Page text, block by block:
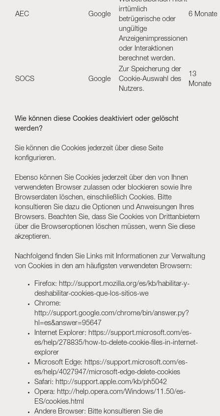
AEC Google
irrtümlich
betrügerische oder
ungültige
Anzeigenimpressionen
oder Interaktionen
berechnet werden.
6 Monate
SOCS Google
Zur Speicherung der
Cookie-Auswahl des
Nutzers.
13
Monate
Wie können diese Cookies deaktiviert oder gelöscht
werden?
Sie können die Cookies jederzeit über diese Seite
konfigurieren.
Ebenso können Sie Cookies jederzeit über den von Ihnen
verwendeten Browser zulassen oder blockieren sowie Ihre
Browserdaten löschen, einschließlich Cookies. Bitte
konsultieren Sie dazu die Optionen und Anweisungen Ihres
Browsers. Beachten Sie, dass Sie Cookies von Drittanbietern
über die Browseroptionen löschen müssen, wenn Sie diese
akzeptieren.
Nachfolgend finden Sie Links mit Informationen zur Verwaltung
von Cookies in den am häufigsten verwendeten Browsern:
Firefox: http://support.mozilla.org/es/kb/habilitar-y-
deshabilitar-cookies-que-los-sitios-we
Chrome:
http://support.google.com/chrome/bin/answer.py?
hl=es&answer=95647
Internet Explorer: https://support.microsoft.com/es-
es/help/278835/how-to-delete-cookie-files-in-internet-
explorer
Microsoft Edge: https://support.microsoft.com/es-
es/help/4027947/microsoft-edge-delete-cookies
Safari: http://support.apple.com/kb/ph5042
Opera: http://help.opera.com/Windows/11.50/es-
ES/cookies.html
Andere Browser: Bitte konsultieren Sie die